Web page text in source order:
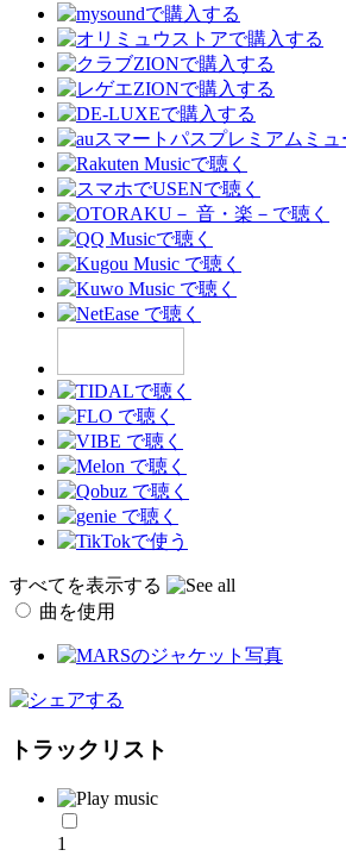
すべてを表示する
曲を使用
トラックリスト
1